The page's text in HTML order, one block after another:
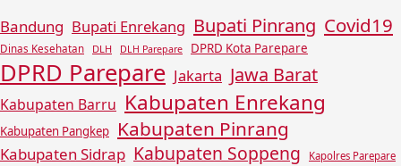
Bandung Bupati Enrekang Bupati Pinrang Covid19
Dinas Kesehatan DLH DLH Parepare DPRD Kota Parepare
DPRD Parepare Jakarta Jawa Barat
Kabupaten Barru Kabupaten Enrekang
Kabupaten Pangkep Kabupaten Pinrang
Kabupaten Sidrap Kabupaten Soppeng Kapolres Parepare